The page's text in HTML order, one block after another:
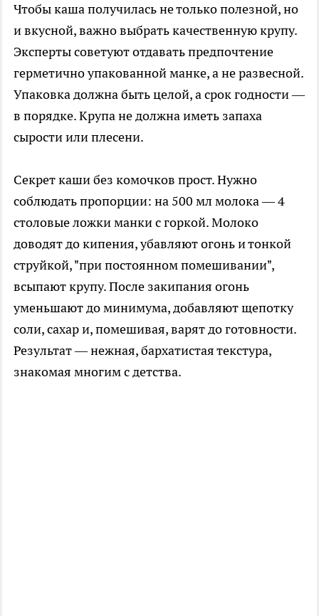
Чтобы каша получилась не только полезной, но
и вкусной, важно выбрать качественную крупу.
Эксперты советуют отдавать предпочтение
герметично упакованной манке, а не развесной.
Упаковка должна быть целой, а срок годности —
в порядке. Крупа не должна иметь запаха
сырости или плесени.
Секрет каши без комочков прост. Нужно
соблюдать пропорции: на 500 мл молока — 4
столовые ложки манки с горкой. Молоко
доводят до кипения, убавляют огонь и тонкой
струйкой, "при постоянном помешивании",
всыпают крупу. После закипания огонь
уменьшают до минимума, добавляют щепотку
соли, сахар и, помешивая, варят до готовности.
Результат — нежная, бархатистая текстура,
знакомая многим с детства.